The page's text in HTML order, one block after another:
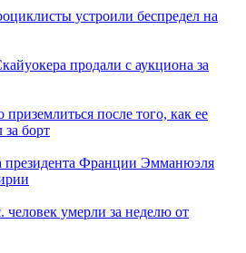
устроили беспредел на
продали с аукциона за
после того, как ее
борт
Франции Эмманюэля
умерли за неделю от